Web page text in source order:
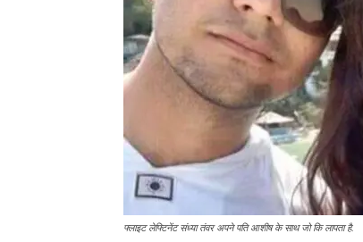
फ्लाइट लेफ्टिनेंट संध्या तंवर अपने पति आशीष के साथ जो कि लापता है.